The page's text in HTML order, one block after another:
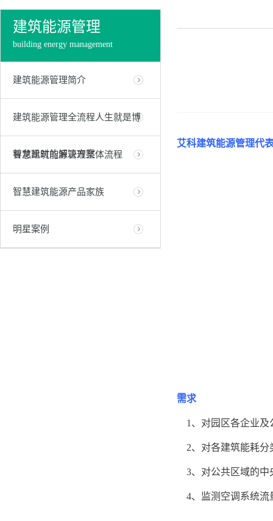
建筑能源管理
building energy management
建筑能源管理简介
建筑能源管理全流程人生就是博
尊龙凯时的解决方案
智慧建筑能源管理整体流程
智慧建筑能源产品家族
明星案例
艾科建筑能源管理代
需求
1、 对园区各企业及
2、 对各建筑能耗
3、 对公共区域的中
4、 监测 空调 系统流